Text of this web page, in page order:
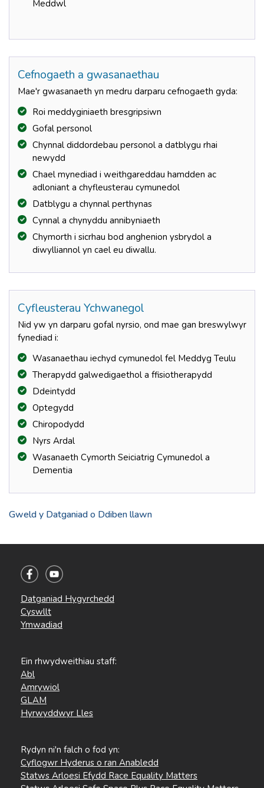
Meddwl
Cefnogaeth a gwasanaethau
Mae'r gwasanaeth yn medru darparu cefnogaeth gyda:
Roi meddyginiaeth bresgripsiwn
Gofal personol
Chynnal diddordebau personol a datblygu rhai
newydd
Chael mynediad i weithgareddau hamdden ac
adloniant a chyfleusterau cymunedol
Datblygu a chynnal perthynas
Cynnal a chynyddu annibyniaeth
Chymorth i sicrhau bod anghenion ysbrydol a
diwylliannol yn cael eu diwallu.
Cyfleusterau Ychwanegol
Nid yw yn darparu gofal nyrsio, ond mae gan breswylwyr
fynediad i:
Wasanaethau iechyd cymunedol fel Meddyg Teulu
Therapydd galwedigaethol a ffisiotherapydd
Ddeintydd
Optegydd
Chiropodydd
Nyrs Ardal
Wasanaeth Cymorth Seiciatrig Cymunedol a
Dementia
Gweld y Datganiad o Ddiben llawn
Datganiad Hygyrchedd
Cyswllt
Ymwadiad
Ein rhwydweithiau staff:
Abl
Amrywiol
GLAM
Hyrwyddwyr Lles
Rydyn ni'n falch o fod yn:
Cyflogwr Hyderus o ran Anabledd
Statws Arloesi Efydd Race Equality Matters